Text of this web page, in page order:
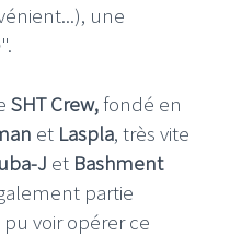
une
".
SHT Crew,fondé en
et Laspla, très vite
J et Bashment
partie
voir opérer ce